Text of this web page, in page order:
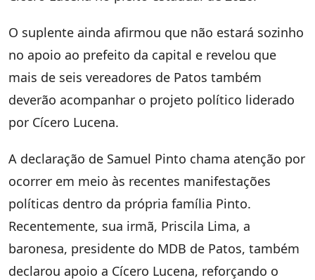
O suplente ainda afirmou que não estará sozinho
no apoio ao prefeito da capital e revelou que
mais de seis vereadores de Patos também
deverão acompanhar o projeto político liderado
por Cícero Lucena.
A declaração de Samuel Pinto chama atenção por
ocorrer em meio às recentes manifestações
políticas dentro da própria família Pinto.
Recentemente, sua irmã, Priscila Lima, a
baronesa, presidente do MDB de Patos, também
declarou apoio a Cícero Lucena, reforçando o